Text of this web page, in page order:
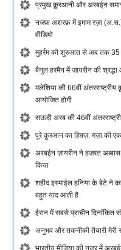
प्रमुख क़ुरआनी और अरबईन
नजफ़ अशरफ़ में इमाम रज़ा
वीडियो
मुहर्रम की शुरुआत से अब तक 35
बैनुल हरमैन में ज़ायरीन की
मलेशिया की 66वीं
आयोजित होगी
सऊदी अरब की 46वीं
पूरे क़ुरआन का हिफ़्ज़: ग़ज़ा की
अरबईन ज़ायरीन ने हज़रत
किया
शहीद इस्माईल हनिया के बेटे ने
बहुत याद आती है
ईरान में सबसे प्राचीन दिनांकित
अनुभव और तकनीकी तैयारी मेरी